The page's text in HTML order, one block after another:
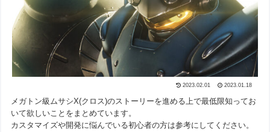
2023.02.01 2023.01.18
メガトン級ムサシX(クロス)のストーリーを進める上で最低限知ってお
いて欲しいことをまとめています。
カスタマイズや開発に悩んでいる初心者の方は参考にしてください。